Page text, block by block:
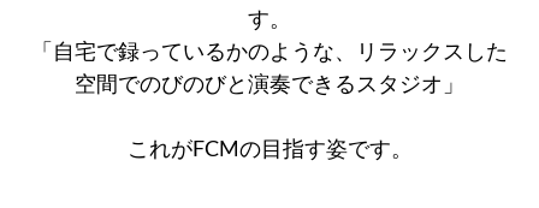
す。
「自宅で録っているかのような、リラックスした
空間でのびのびと演奏できるスタジオ」
これがFCMの目指す姿です。